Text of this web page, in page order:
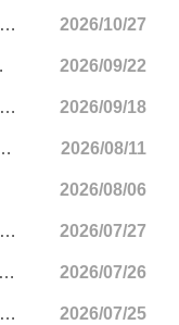
2026/10/27
2026/09/22
2026/09/18
2026/08/11
2026/08/06
2026/07/27
2026/07/26
2026/07/25